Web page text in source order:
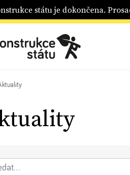
státu je dokončena.